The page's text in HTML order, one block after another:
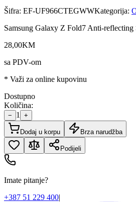
Šifra: EF-UF966CTEGWWKategorija:
Samsung Galaxy Z Fold7 Anti-reflecting
28,00KM
sa PDV-om
* Važi za online kupovinu
Dostupno
Količina:
− 1 +
Dodaj u korpu Brza narudžba
Podijeli
Imate pitanje?
+387 51 229 400|